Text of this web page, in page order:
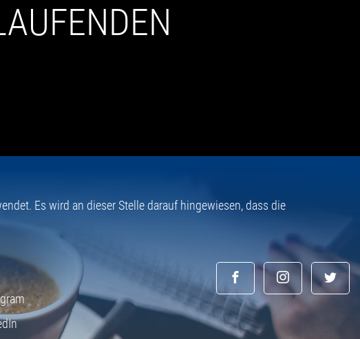
Es wird an dieser Stelle darauf hingewiesen, dass die